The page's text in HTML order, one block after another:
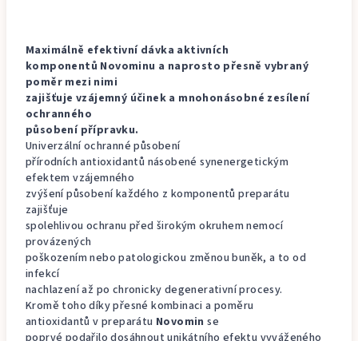
Maximálně efektivní dávka aktivních
komponentů Novominu a naprosto přesně vybraný
poměr mezi nimi
zajišťuje vzájemný účinek a mnohonásobné zesílení
ochranného
působení přípravku.
Univerzální ochranné působení
přírodních antioxidantů násobené synenergetickým
efektem vzájemného
zvýšení působení každého z komponentů preparátu
zajišťuje
spolehlivou ochranu před širokým okruhem nemocí
provázených
poškozením nebo patologickou změnou buněk, a to od
infekcí
nachlazení až po chronicky degenerativní procesy.
Kromě toho díky přesné kombinaci a poměru
antioxidantů v preparátu Novomin se
poprvé podařilo dosáhnout unikátního efektu vyváženého